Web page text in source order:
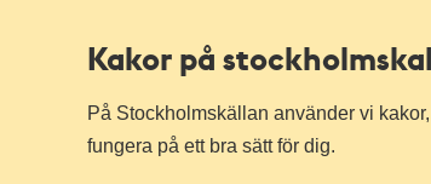
Kakor på
På Stockholmskällan använder vi
fungera på ett bra sätt för dig.